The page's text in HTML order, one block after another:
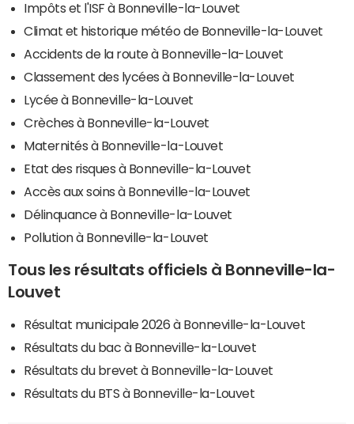
Impôts et l'ISF à Bonneville-la-Louvet
Climat et historique météo de Bonneville-la-Louvet
Accidents de la route à Bonneville-la-Louvet
Classement des lycées à Bonneville-la-Louvet
Lycée à Bonneville-la-Louvet
Crèches à Bonneville-la-Louvet
Maternités à Bonneville-la-Louvet
Etat des risques à Bonneville-la-Louvet
Accès aux soins à Bonneville-la-Louvet
Délinquance à Bonneville-la-Louvet
Pollution à Bonneville-la-Louvet
Tous les résultats officiels à Bonneville-la-
Louvet
Résultat municipale 2026 à Bonneville-la-Louvet
Résultats du bac à Bonneville-la-Louvet
Résultats du brevet à Bonneville-la-Louvet
Résultats du BTS à Bonneville-la-Louvet